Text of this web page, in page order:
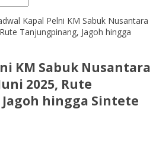
Kapal Pelni KM Sabuk Nusantara
Tanjungpinang, Jagoh hingga
KM Sabuk Nusantara
2025, Rute
hingga Sintete